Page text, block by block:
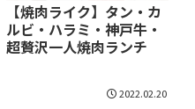
【焼肉ライク】タン・カ
ルビ・ハラミ・神戸牛・
超贅沢一人焼肉ランチ
2022.02.20